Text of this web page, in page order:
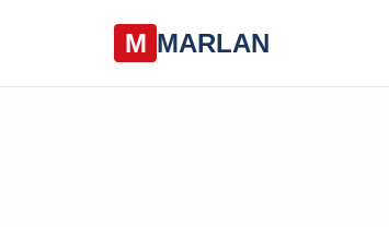
M MARLAN